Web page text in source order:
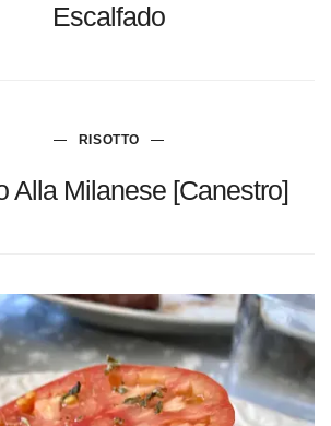
Escalfado
RISOTTO
Alla Milanese [Canestro]